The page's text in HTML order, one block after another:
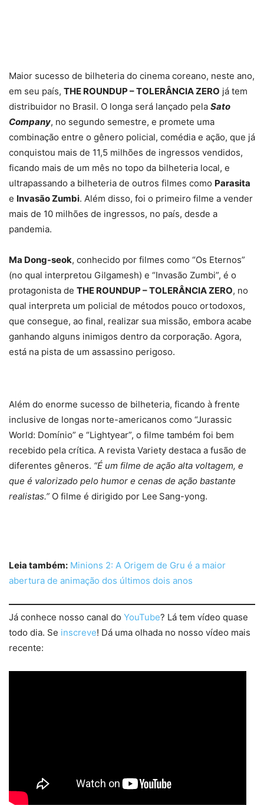
Maior sucesso de bilheteria do cinema coreano, neste ano,
em seu país, THE ROUNDUP – TOLERÂNCIA ZERO já tem
distribuidor no Brasil. O longa será lançado pela Sato
Company, no segundo semestre, e promete uma
combinação entre o gênero policial, comédia e ação, que já
conquistou mais de 11,5 milhões de ingressos vendidos,
ficando mais de um mês no topo da bilheteria local, e
ultrapassando a bilheteria de outros filmes como Parasita
e Invasão Zumbi. Além disso, foi o primeiro filme a vender
mais de 10 milhões de ingressos, no país, desde a
pandemia.
Ma Dong-seok, conhecido por filmes como “Os Eternos”
(no qual interpretou Gilgamesh) e “Invasão Zumbi”, é o
protagonista de THE ROUNDUP – TOLERÂNCIA ZERO, no
qual interpreta um policial de métodos pouco ortodoxos,
que consegue, ao final, realizar sua missão, embora acabe
ganhando alguns inimigos dentro da corporação. Agora,
está na pista de um assassino perigoso.
Além do enorme sucesso de bilheteria, ficando à frente
inclusive de longas norte-americanos como “Jurassic
World: Domínio” e “Lightyear”, o filme também foi bem
recebido pela crítica. A revista Variety destaca a fusão de
diferentes gêneros. “É um filme de ação alta voltagem, e
que é valorizado pelo humor e cenas de ação bastante
realistas.” O filme é dirigido por Lee Sang-yong.
Leia também: Minions 2: A Origem de Gru é a maior
abertura de animação dos últimos dois anos
Já conhece nosso canal do YouTube? Lá tem vídeo quase
todo dia. Se inscreve! Dá uma olhada no nosso vídeo mais
recente: